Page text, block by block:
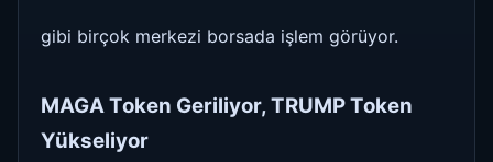
gibi birçok merkezi borsada işlem görüyor.
MAGA Token Geriliyor, TRUMP Token
Yükseliyor